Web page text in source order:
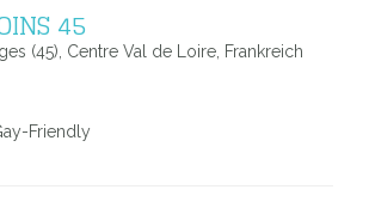
45
(45), Centre Val de Loire, Frankreich
Friendly